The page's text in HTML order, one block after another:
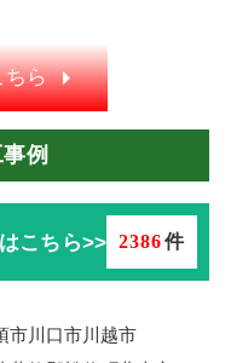
ちら
例
こちら>> 2386件
市川口市川越市